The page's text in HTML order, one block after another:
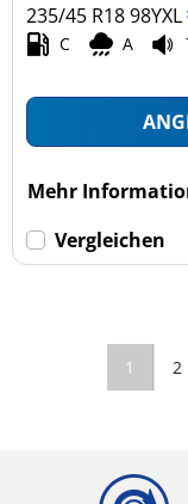
235/45 R1898YXL
C A
Mehr
Vergleichen
1 2